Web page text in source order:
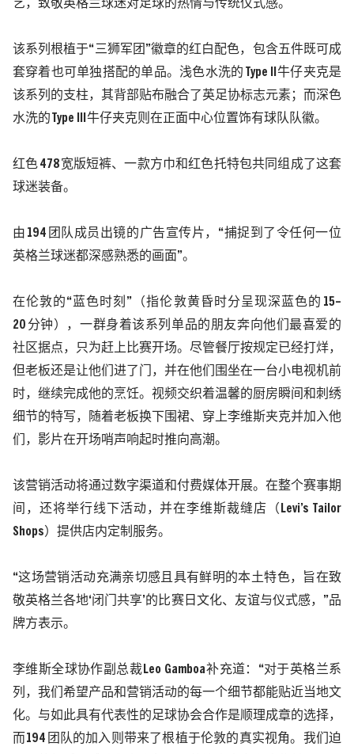
艺，致敬英格兰球迷对足球的热情与传统仪式感。
该系列根植于“三狮军团”徽章的红白配色，包含五件既可成
套穿着也可单独搭配的单品。浅色水洗的
Type II牛仔夹克是
该系列的支柱，其背部贴布融合了英足协标志元素；而深色
水洗的 Type III 牛仔夹克则在正面中心位置饰有球队队徽。
红色 478 宽版短裤、一款方巾和红色托特包共同组成了这套
球迷装备。
由 194 团队成员出镜的广告宣传片，“捕捉到了令任何一位
英格兰球迷都深感熟悉的画面”。
在伦敦的 “蓝色时刻”（指伦敦黄昏时分呈现深蓝色的 15–
20 分钟），一群身着该系列单品的朋友奔向他们最喜爱的
社区据点，只为赶上比赛开场。尽管餐厅按规定已经打烊，
但老板还是让他们进了门，并在他们围坐在一台小电视机前
时，继续完成他的烹饪。视频交织着温馨的厨房瞬间和刺绣
细节的特写，随着老板换下围裙、穿上李维斯夹克并加入他
们，影片在开场哨声响起时推向高潮。
该营销活动将通过数字渠道和付费媒体开展。在整个赛事期
间，还将举行线下活动，并在李维斯裁缝店（ Levi’s Tailor
Shops ）提供店内定制服务。
“这场营销活动充满亲切感且具有鲜明的本土特色，旨在致
敬英格兰各地‘闭门共享’的比赛日文化、友谊与仪式感，”品
牌方表示。
李维斯全球协作副总裁 Leo Gamboa补充道：“对于英格兰系
列，我们希望产品和营销活动的每一个细节都能贴近当地文
化。与如此具有代表性的足球协会合作是顺理成章的选择，
而 194 团队的加入则带来了根植于伦敦的真实视角。我们迫